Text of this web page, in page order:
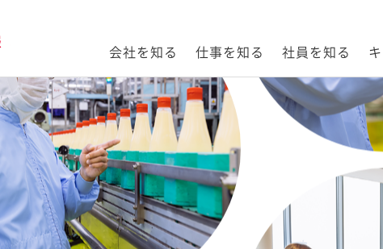
会社を知る 仕事を知る 社員を知る